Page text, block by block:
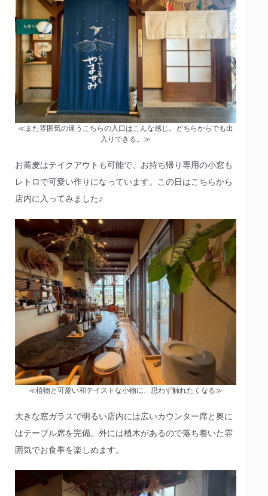
≪また雰囲気の違うこちらの入口はこんな感じ。どちらからでも出
入りできる。≫
お蕎麦はテイクアウトも可能で、お持ち帰り専用の小窓も
レトロで可愛い作りになっています。この日はこちらから
店内に入ってみました♪
≪植物と可愛い和テイストな小物に、思わず触れたくなる≫
大きな窓ガラスで明るい店内には広いカウンター席と奥に
はテーブル席を完備。外には植木があるので落ち着いた雰
囲気でお食事を楽しめます。